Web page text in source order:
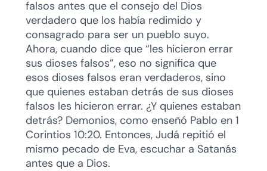
falsos antes que el consejo del Dios
verdadero que los había redimido y
consagrado para ser un pueblo suyo.
Ahora, cuando dice que “les hicieron errar
sus dioses falsos”, eso no significa que
esos dioses falsos eran verdaderos, sino
que quienes estaban detrás de sus dioses
falsos les hicieron errar. ¿Y quienes estaban
detrás? Demonios, como enseñó Pablo en 1
Corintios 10:20. Entonces, Judá repitió el
mismo pecado de Eva, escuchar a Satanás
antes que a Dios.